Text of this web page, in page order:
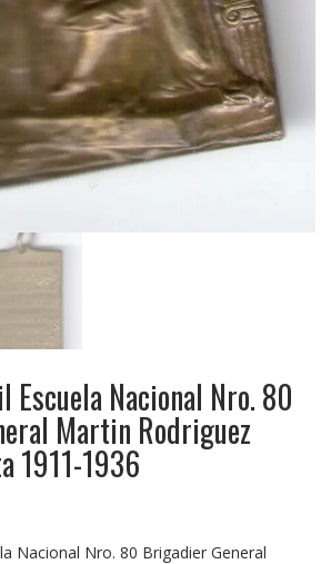
Escuela Nacional Nro. 80
Martin Rodriguez
1911-1936
Nacional Nro. 80 Brigadier General